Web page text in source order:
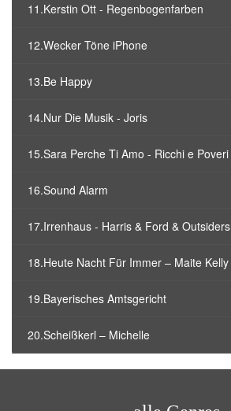
11.Kerstin Ott - Regenbogenfarben
12.Wecker Töne iPhone
13.Be Happy
14.Nur Die Musik - Joris
15.Sara Perche Ti Amo - Ricchi e Poveri
16.Sound Alarm
17.Irrenhaus - Harris & Ford & Outsiders
18.Heute Nacht Für Immer – Maite Kelly
19.Bayerisches Amtsgericht
20.Scheißkerl – Michelle